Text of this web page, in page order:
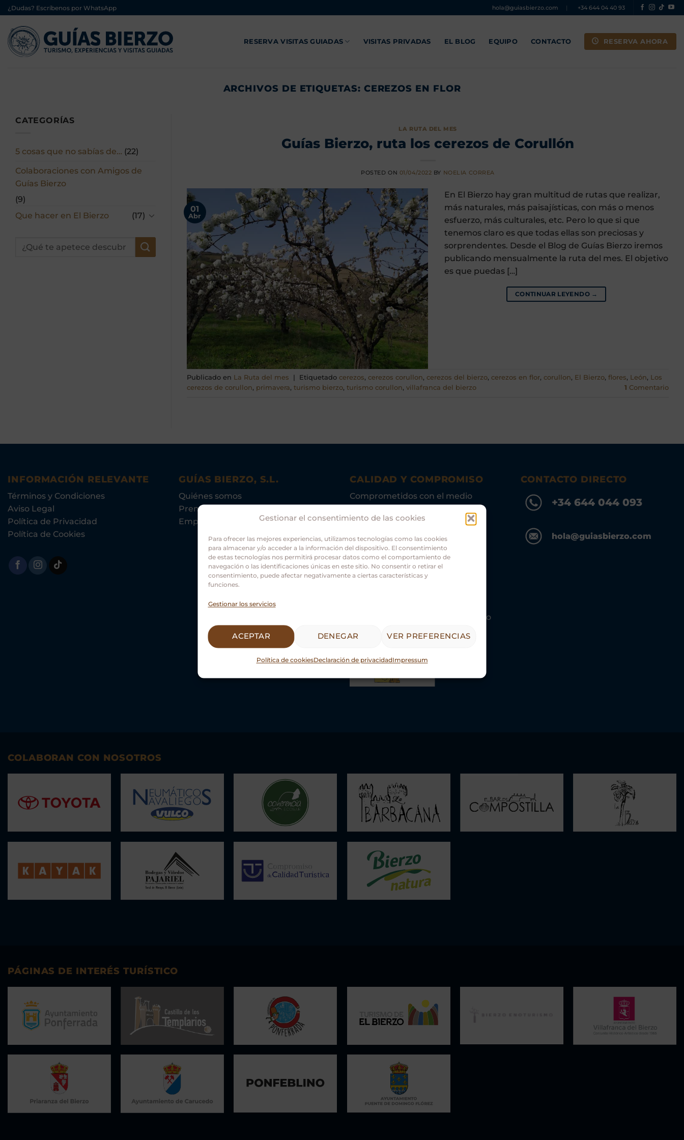
Gestionar el consentimiento de las cookies
Para ofrecer las mejores experiencias, utilizamos tecnologías como las cookies
para almacenar y/o acceder a la información del dispositivo. El consentimiento
de estas tecnologías nos permitirá procesar datos como el comportamiento de
navegación o las identificaciones únicas en este sitio. No consentir o retirar el
consentimiento, puede afectar negativamente a ciertas características y
funciones.
Gestionar los servicios
ACEPTAR DENEGAR VER PREFERENCIAS
Política de cookiesDeclaración de privacidadImpressum
Saltar
al
contenido
¿Dudas? Escríbenos por WhatsApp hola@guiasbierzo.com | +34 644 04 40 93
RESERVA VISITAS GUIADAS VISITAS PRIVADAS EL BLOG EQUIPO CONTACTO RESERVA AHORA
ARCHIVOS DE ETIQUETAS: CEREZOS EN FLOR
CATEGORÍAS
5 cosas que no sabías de… (22)
Colaboraciones con Amigos de
Guías Bierzo
(9)
Que hacer en El Bierzo
(17)
LA RUTA DEL MES
Guías Bierzo, ruta los cerezos de Corullón
POSTED ON 01/04/2022 BY NOELIA CORREA
01
Abr
En El Bierzo hay gran multitud de rutas que realizar,
más naturales, más paisajísticas, con más o menos
esfuerzo, más culturales, etc. Pero lo que si que
tenemos claro es que todas ellas son preciosas y
sorprendentes. Desde el Blog de Guías Bierzo iremos
publicando mensualmente la ruta del mes. El objetivo
es que puedas […]
CONTINUAR LEYENDO →
Publicado en La Ruta del mes Etiquetado cerezos, cerezos corullon, cerezos del bierzo, cerezos en flor, corullon, El Bierzo, flores, León, Los
cerezos de corullon, primavera, turismo bierzo, turismo corullon, villafranca del bierzo 1 Comentario
INFORMACIÓN RELEVANTE
Términos y Condiciones
Aviso Legal
Política de Privacidad
Política de Cookies
GUÍAS BIERZO, S.L.
Quiénes somos
Prensa
Empleo
CALIDAD Y COMPROMISO
Comprometidos con el medio
Asociación Guías Oficiales Turismo
CONTACTO DIRECTO
+34 644 044 093
hola@guiasbierzo.com
COLABORAN CON NOSOTROS
PÁGINAS DE INTERÉS TURÍSTICO